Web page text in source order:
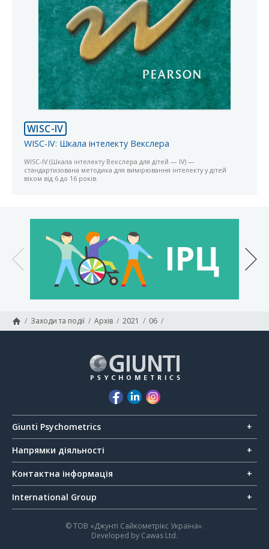
WISC-IV
WISC-IV: Шкала інтелекту Векслера
WISC-IV (Шкала інтелекту Векслера для дітей — IV) —
стандартизована методика для вимірювання інтелекту у дітей
віком від 6 до 16 років.
/ Заходи та події / Архів / 2021 / 06 /
Giunti Psychometrics
Напрямки діяльності
Контактна інформація
International Group
© ТОВ «Джунті Сайкометрікс Україна».
Developed by Cawas Ltd.